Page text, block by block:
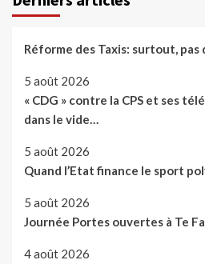
Réforme des Taxis: surtout, pas
5 août 2026
« CDG » contre la CPS et ses
dans le vide…
5 août 2026
Quand l’Etat finance le sport
5 août 2026
Journée Portes ouvertes à Te
4 août 2026